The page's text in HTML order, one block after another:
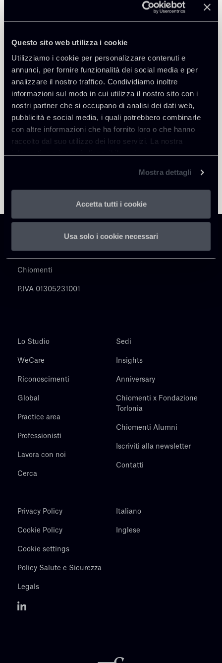
Questo sito web utilizza i cookie
Utilizziamo i cookie per personalizzare contenuti e
annunci, per fornire funzionalità dei social media e per
analizzare il nostro traffico. Condividiamo inoltre
informazioni sul modo in cui utilizza il nostro sito con i
nostri partner che si occupano di analisi dei dati web,
pubblicità e social media, i quali potrebbero combinarle
con altre informazioni che ha fornito loro o che hanno
raccolto dal suo utilizzo dei loro servizi. La nostra
informativa privacy è disponibilequi.
Mostra dettagli
Accetta tutti i cookie
Usa solo i cookie necessari
Torna agli Insights
Chiomenti
P.IVA 01305231001
Lo Studio
WeCare
Riconoscimenti
Global
Practice area
Professionisti
Lavora con noi
Cerca
Sedi
Insights
Anniversary
Chiomenti x Fondazione
Torlonia
Chiomenti Alumni
Iscriviti alla newsletter
Contatti
Privacy Policy
Cookie Policy
Cookie settings
Policy Salute e Sicurezza
Legals
Italiano
Inglese